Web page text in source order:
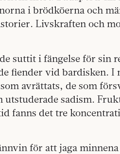
i brödköerna och
Livskraften och
suttit i fängelse för
fiender vid bardisken. I
avrättats, de som
sadism.
fanns det tre
för att jaga